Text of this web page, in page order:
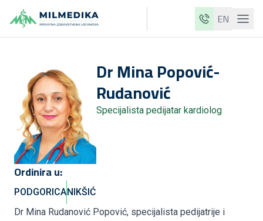
EN
Naše klinike
Usluge
Ljekari
Cjenovnik
O nama
Aktuelnosti
Blog
DrMinaPopović-
Rudanović
Specijalista pedijatar kardiolog
Ordinira u:
PODGORICANIKŠIĆ
Dr Mina Rudanović Popović, specijalista pedijatrije i